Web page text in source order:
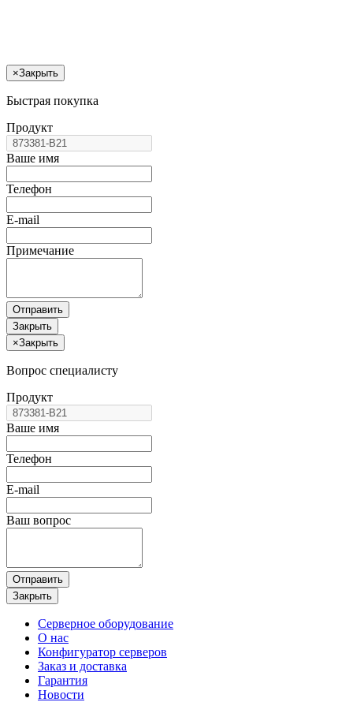
×Закрыть
Быстрая покупка
Продукт
Ваше имя
Телефон
E-mail
Примечание
Отправить
Закрыть
×Закрыть
Вопрос специалисту
Продукт
Ваше имя
Телефон
E-mail
Ваш вопрос
Отправить
Закрыть
Серверное оборудование
О нас
Конфигуратор серверов
Заказ и доставка
Гарантия
Новости